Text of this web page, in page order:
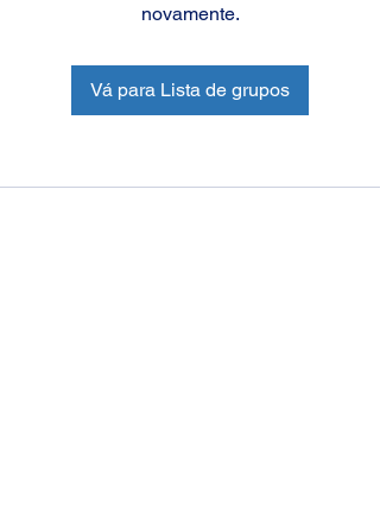
novamente.
Vá para Lista de grupos